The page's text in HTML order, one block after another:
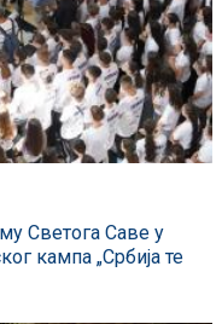
Светога Саве у
кампа „Србија те